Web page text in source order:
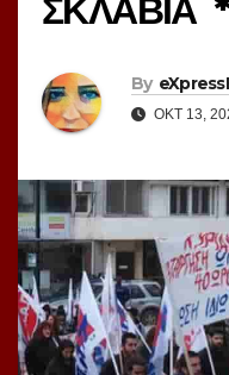
ΣΚΛΑΒΙΑ
By
ΟΚΤ 13,